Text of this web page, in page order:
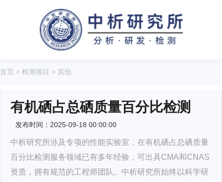
首页 > 检测项目 > 其他
有机硒占总硒质量百分比检测
发布时间：2025-09-18 00:00:00
中析研究所涉及专项的性能实验室，在有机硒占总硒质量
百分比检测服务领域已有多年经验，可出具CMA和CNAS
资质，拥有规范的工程师团队。中析研究所始终以科学研